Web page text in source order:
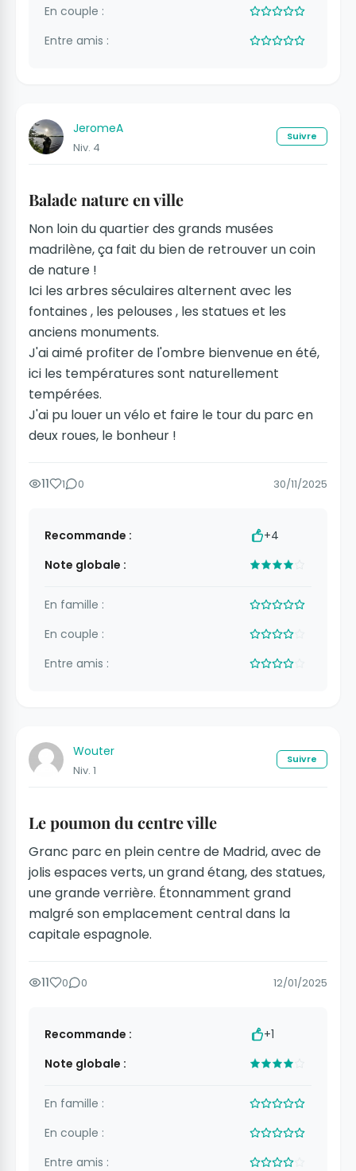
En couple :
Entre amis :
JeromeA
Niv. 4
Suivre
Balade nature en ville
Non loin du quartier des grands musées
madrilène, ça fait du bien de retrouver un coin
de nature !
Ici les arbres séculaires alternent avec les
fontaines , les pelouses , les statues et les
anciens monuments.
J'ai aimé profiter de l'ombre bienvenue en été,
ici les températures sont naturellement
tempérées.
J'ai pu louer un vélo et faire le tour du parc en
deux roues, le bonheur !
11 1 0 30/11/2025
Recommande :
+4
Note globale :
En famille :
En couple :
Entre amis :
Wouter
Niv. 1
Suivre
Le poumon du centre ville
Granc parc en plein centre de Madrid, avec de
jolis espaces verts, un grand étang, des statues,
une grande verrière. Étonnamment grand
malgré son emplacement central dans la
capitale espagnole.
11 0 0 12/01/2025
Recommande :
+1
Note globale :
En famille :
En couple :
Entre amis :